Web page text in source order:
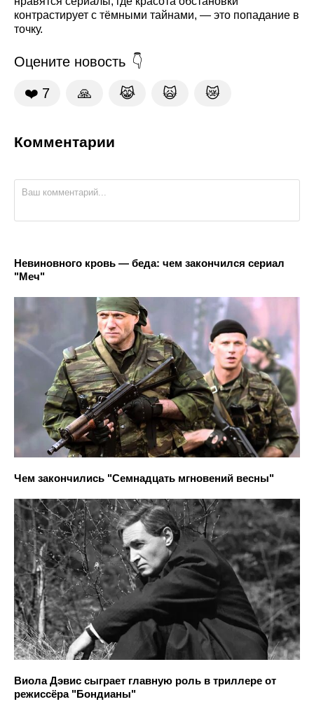
контрастирует с тёмными тайнами, — это попадание в
точку.
Оцените новость
❤️ 7 🙏 😹 🙀 😿
Комментарии
Невиновного кровь — беда: чем закончился сериал
"Меч"
Чем закончились "Семнадцать мгновений весны"
Виола Дэвис сыграет главную роль в триллере от
режиссёра "Бондианы"